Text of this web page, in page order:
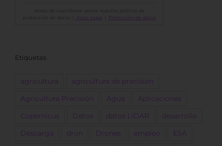
Aviso Legal Protección de datos
Etiquetas
agricultura agricultura de precisión
Agricultura Precisión Agua Aplicaciones
Copernicus Datos datos LiDAR desarrollo
Descarga dron Drones empleo ESA